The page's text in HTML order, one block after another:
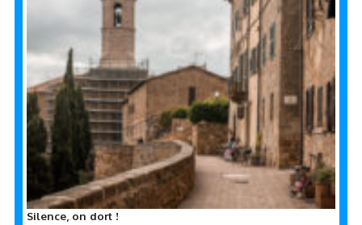
Silence, on dort !